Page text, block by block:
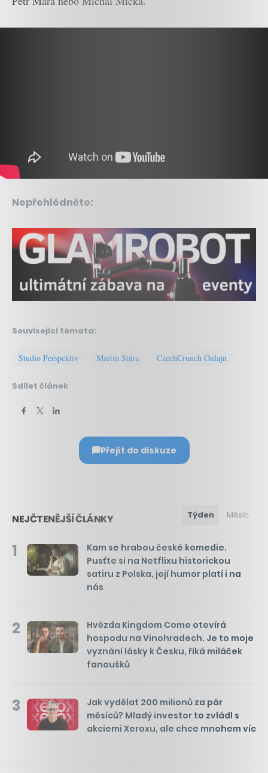
Nepřehlédněte:
Související témata:
Studio Perspektiv Martin Stára CzechCrunch Onlajn
Sdílet článek
Přejít do diskuze
NEJČTENĚJŠÍ ČLÁNKY Týden Měsíc
1
Kam se hrabou české komedie.
Pusťte si na Netflixu historickou
satiru z Polska, její humor platí i na
nás
2
Hvězda Kingdom Come otevírá
hospodu na Vinohradech. Je to moje
vyznání lásky k Česku, říká miláček
fanoušků
3
Jak vydělat 200 milionů za pár
měsíců? Mladý investor to zvládl s
akciemi Xeroxu, ale chce mnohem víc